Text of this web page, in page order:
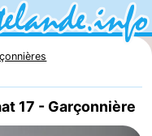
17 - Garçonnière